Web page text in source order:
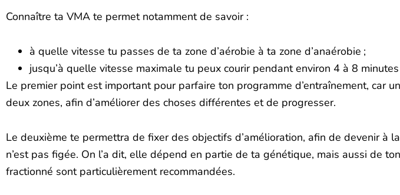
Connaître ta VMA te permet notamment de savoir :
à quelle vitesse tu passes de ta zone d’aérobie à ta zone d’anaérobie ;
jusqu’à quelle vitesse maximale tu peux courir pendant environ 4 à 8
Le premier point est important pour parfaire ton programme d’entraînement, car
deux zones, afin d’améliorer des choses différentes et de progresser.
Le deuxième te permettra de fixer des objectifs d’amélioration, afin de devenir
n’est pas figée. On l’a dit, elle dépend en partie de ta génétique, mais aussi de
fractionné sont particulièrement recommandées.